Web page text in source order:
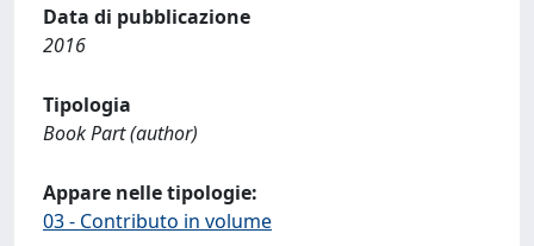
Data di pubblicazione
2016
Tipologia
Book Part (author)
Appare nelle tipologie:
03 - Contributo in volume